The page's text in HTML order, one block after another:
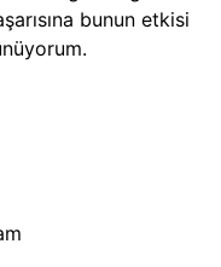
bunun etkisi